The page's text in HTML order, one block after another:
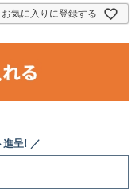
お気に入りに登録する